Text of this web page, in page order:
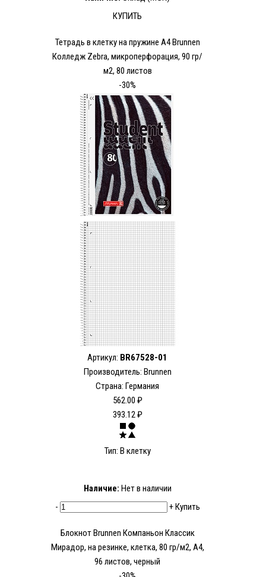
КУПИТЬ
Тетрадь в клетку на пружине А4 Brunnen
Колледж Zebra, микроперфорация, 90 гр/
м2, 80 листов
-30%
Артикул: BR67528-01
Производитель: Brunnen
Страна: Германия
562.00 ₽
393.12 ₽
Тип: В клетку
Наличие: Нет в наличии
-
+Купить
Блокнот Brunnen Компаньон Классик
Мирадор, на резинке, клетка, 80 гр/м2, А4,
96 листов, черный